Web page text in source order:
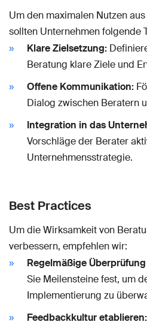
Um den maximalen Nutzen
sollten Unternehmen folgende
Klare Zielsetzung:
Beratung klare Ziele und
Offene Kommunikation:
Dialog zwischen Beratern
Integration in das
Vorschläge der Berater
Unternehmensstrategie.
Best Practices
Um die Wirksamkeit von
verbessern, empfehlen wir:
Regelmäßige
Sie Meilensteine fest, um
Implementierung zu
Feedbackkultur etablieren: